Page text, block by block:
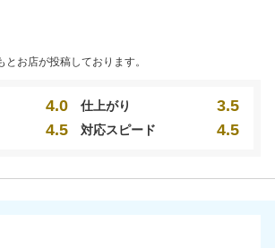
お店が投稿しております。
4.0 仕上がり 3.5
4.5 対応スピード 4.5